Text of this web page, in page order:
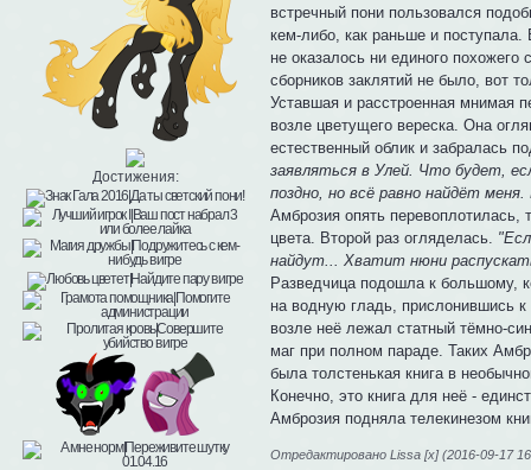
Достижения:
встречный пони пользовался
кем-либо, как раньше и
не оказалось ни единого похожего
сборников заклятий не было, вот
Уставшая и расстроенная мнимая
возле цветущего вереска. Она
естественный облик и забралась
заявляться в Улей. Что будет,
поздно, но всё равно найдёт
Амброзия опять перевоплотилась,
цвета. Второй раз огляделась.
найдут... Хватит нюни
Разведчица подошла к большому,
на водную гладь, прислонившись
возле неё лежал статный тёмно-
маг при полном параде. Таких
была толстенькая книга в
Конечно, это книга для неё -
Амброзия подняла телекинезом
Отредактировано Lissa [x] (2016-09-17